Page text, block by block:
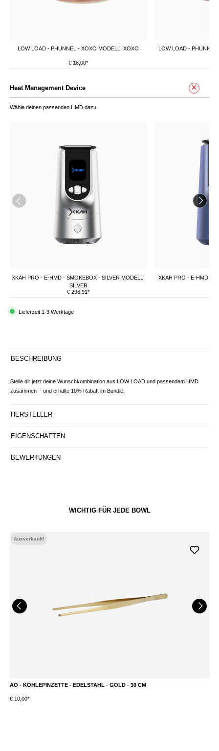
LOW LOAD - PHUNNEL - XOXO MODELL: XOXO
€ 18,00*
LOW LOAD -
Heat Management Device
Wähle deinen passenden HMD dazu.
XKAH PRO - E-HMD -SMOKEBOX - SILVER MODELL:
SILVER
€ 296,91*
XKAH PRO - E-HMD -
Lieferzeit 1-3 Werktage
BESCHREIBUNG
Stelle dir jetzt deine Wunschkombination aus LOW LOAD und passendem HMD
zusammen - und erhalte 10% Rabatt im Bundle.
HERSTELLER
EIGENSCHAFTEN
BEWERTUNGEN
WICHTIG FÜR JEDE BOWL
Ausverkauft!
AO - KOHLEPINZETTE - EDELSTAHL - GOLD - 30 CM
€ 10,00*